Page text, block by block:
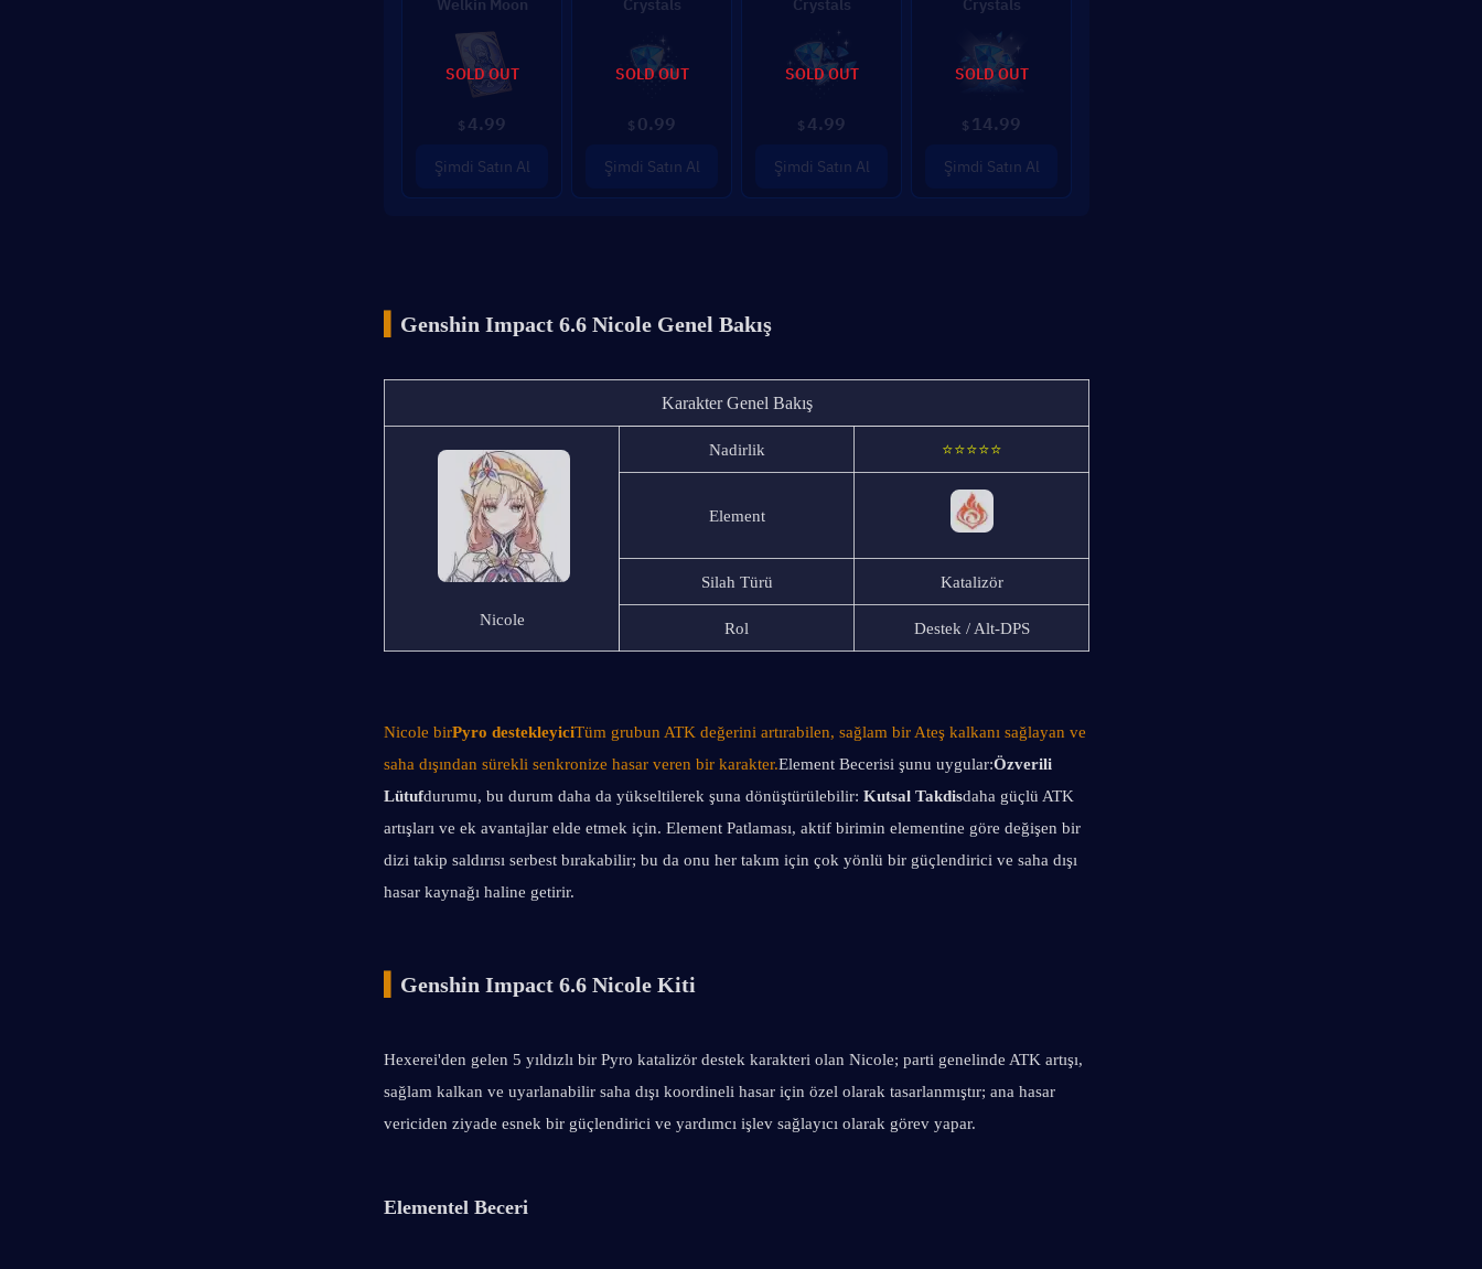
Welkin Moon
$ 4.99
Şimdi Satın Al
SOLD OUT
Crystals
$ 0.99
Şimdi Satın Al
SOLD OUT
Crystals
$ 4.99
Şimdi Satın Al
SOLD OUT
Crystals
$ 14.99
Şimdi Satın Al
SOLD OUT
Genshin Impact 6.6 Nicole Genel Bakış
Karakter Genel Bakış
Nicole
Nadirlik ⭐⭐⭐⭐⭐
Element
Silah Türü Katalizör
Rol Destek / Alt-DPS
Nicole birPyro destekleyiciTüm grubun ATK değerini artırabilen, sağlam bir Ateş kalkanı sağlayan ve
saha dışından sürekli senkronize hasar veren bir karakter.Element Becerisi şunu uygular:Özverili
Lütufdurumu, bu durum daha da yükseltilerek şuna dönüştürülebilir: Kutsal Takdisdaha güçlü ATK
artışları ve ek avantajlar elde etmek için. Element Patlaması, aktif birimin elementine göre değişen bir
dizi takip saldırısı serbest bırakabilir; bu da onu her takım için çok yönlü bir güçlendirici ve saha dışı
hasar kaynağı haline getirir.
Genshin Impact 6.6 Nicole Kiti
Hexerei'den gelen 5 yıldızlı bir Pyro katalizör destek karakteri olan Nicole; parti genelinde ATK artışı,
sağlam kalkan ve uyarlanabilir saha dışı koordineli hasar için özel olarak tasarlanmıştır; ana hasar
vericiden ziyade esnek bir güçlendirici ve yardımcı işlev sağlayıcı olarak görev yapar.
Elementel Beceri